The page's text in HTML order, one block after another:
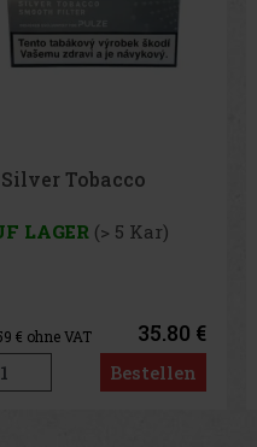
Tobacco
LAGER (> 5 Kar)
€ ohne VAT 35.80 €
Bestellen